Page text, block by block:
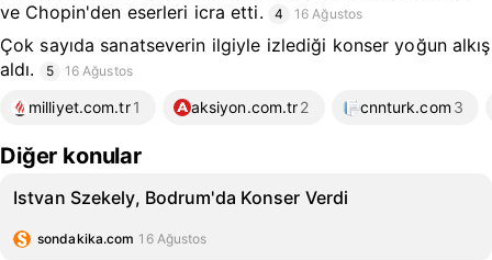
ve Chopin'den eserleri icra etti.
4 16 Ağustos
Çok sayıda sanatseverin ilgiyle izlediği konser yoğun alkış
aldı.
5 16 Ağustos
milliyet.com.tr1 aksiyon.com.tr2 cnnturk.com 3
Diğer konular
Istvan Szekely, Bodrum'da Konser Verdi
sondakika.com 16 Ağustos